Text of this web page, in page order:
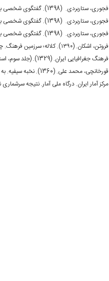
فجوری، ستاربردی. (1398). گفتگوی شخصی با احمد نفس‌پور. 15 آبان.
فجوری، ستاربردی. (1398). گفتگوی شخصی با حاللی خدایی‌شیخی. 15 آبان.
فجوری، ستاربردی. (1398). گفتگوی شخصی با مجید شیخی. 15 آبان.
فروتن، اشکان. (۱۳۹۰). کلاله؛ سرزمین فرهنگ. چاپ اول. تهران: نشر رسانش.
فرهنگ جغرافیایی ایران. (1329). (جلد سوم، استان دوم). تهران: دایره جغرافیایی ارتش.
قورخانچی، محمد علی. (1360). نخبه سیفیه. به کوشش منصوره اتحادیه و سیروس سعدوندیان. تهران: نشر تاریخ ایران.
مرکز آمار ایران. درگاه ملی آمار. نتیجه